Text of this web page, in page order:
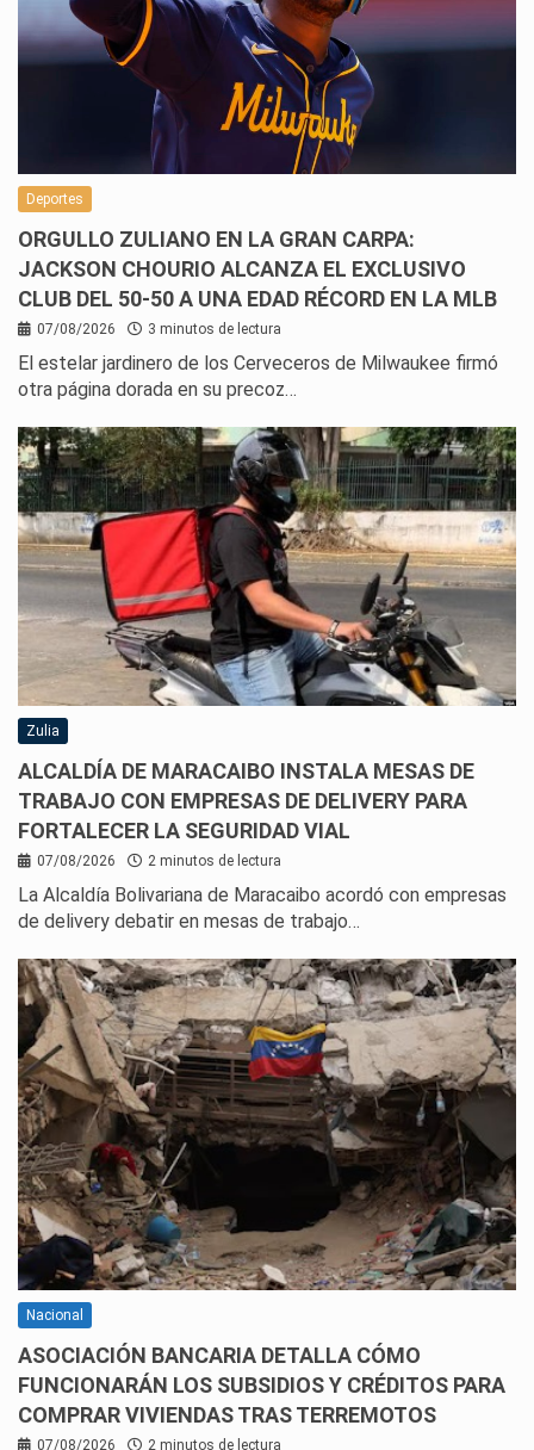
Deportes
ORGULLO ZULIANO EN LA GRAN CARPA:
JACKSON CHOURIO ALCANZA EL EXCLUSIVO
CLUB DEL 50-50 A UNA EDAD RÉCORD EN LA MLB
07/08/2026 3 minutos de lectura
El estelar jardinero de los Cerveceros de Milwaukee firmó
otra página dorada en su precoz…
Zulia
ALCALDÍA DE MARACAIBO INSTALA MESAS DE
TRABAJO CON EMPRESAS DE DELIVERY PARA
FORTALECER LA SEGURIDAD VIAL
07/08/2026 2 minutos de lectura
La Alcaldía Bolivariana de Maracaibo acordó con empresas
de delivery debatir en mesas de trabajo…
Nacional
ASOCIACIÓN BANCARIA DETALLA CÓMO
FUNCIONARÁN LOS SUBSIDIOS Y CRÉDITOS PARA
COMPRAR VIVIENDAS TRAS TERREMOTOS
07/08/2026 2 minutos de lectura